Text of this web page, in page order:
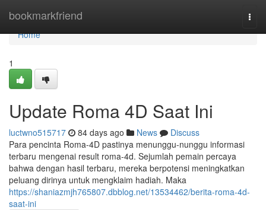
bookmarkfriend
Home
Home
1
Update Roma 4D Saat Ini
luctwno515717 84 days ago News
Discuss
Para pencinta Roma-4D pastinya menunggu-nunggu informasi
terbaru mengenai result roma-4d. Sejumlah pemain percaya
bahwa dengan hasil terbaru, mereka berpotensi meningkatkan
peluang dirinya untuk mengklaim hadiah. Maka
https://shaniazmjh765807.dbblog.net/13534462/berita-roma-4d-
saat-ini